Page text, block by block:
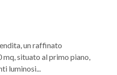
un raffinato
situato al primo piano,
luminosi...